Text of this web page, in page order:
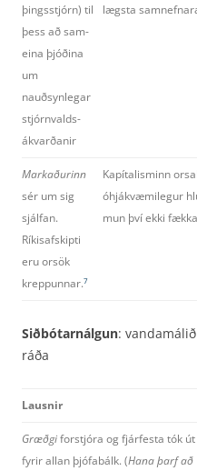
þingsstjórn) til
þess að sam­
eina þjóðina
um
nauðsynlegar
stjórnvalds­
ákvarðanir
lægsta
Markaðurinn
sér um sig
sjálfan.
Ríkisafskipti
eru orsök
kreppunnar.7
Kapítalisminn
óhjákvæmilegur
mun því ekki
Siðbótarnálgun:
ráða
Lausnir
Græðgiforstjóra og fjárfesta tók út
fyrir allan þjófa­bálk. (Hana þarf að